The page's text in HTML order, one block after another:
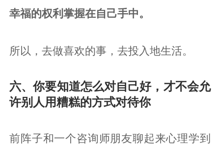
幸福的权利掌握在自己手中。
所以，去做喜欢的事，去投入地生活。
六、你要知道怎么对自己好，才不会允
许别人用糟糕的方式对待你
前阵子和一个咨询师朋友聊起来心理学到